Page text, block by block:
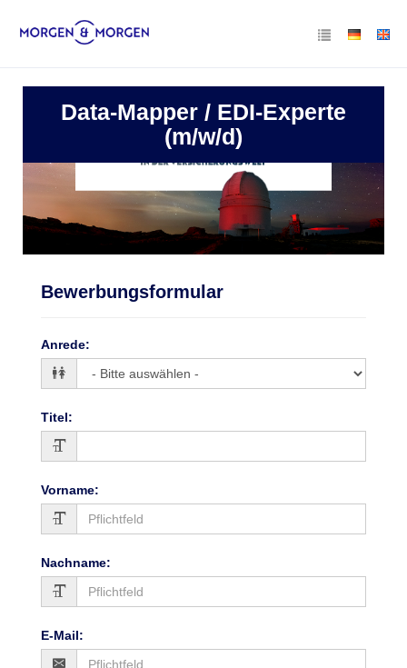
Data-Mapper / EDI-Experte
(m/w/d)
Bewerbungsformular
Anrede:
Titel:
Vorname:
Nachname:
E-Mail: